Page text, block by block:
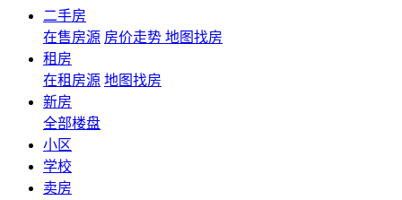
二手房
在售房源 房价走势 地图找房
租房
在租房源 地图找房
新房
全部楼盘
小区
学校
卖房